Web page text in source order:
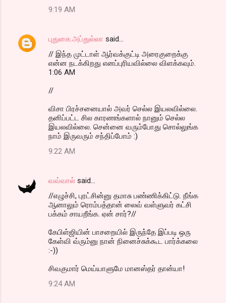
9:19 AM
புதுகை.அப்துல்லா said…
// இந்த முட்டாள் ஆர்வக்குட்டி அரைகுறைக்கு
என்ன நடக்கிறது எனப்புரியவில்லை விளக்கவும்.
1:06 AM
//
விசா பிரச்சனையால் அவர் செல்ல இயலவில்லை.
தனிப்பட்ட சில காரணங்களால் நானும் செல்ல
இயலவில்லை. சென்னை வரும்போது சொல்லுங்க
நாம் இருவரும் சந்திப்போம் :)
9:22 AM
வவ்வால் said…
//எழுச்சி, புரட்சின்னு தமாசு பண்ணிக்கிட்டு. நீங்க
ஆனாலும் ரொம்பத்தான் லைவ் வள்ளுவர் கட்சி
பக்கம் சாயறீங்க. ஏன் சார்?//
கேபிள்ஜியின் பாசறையில் இருந்தே இப்படி ஒரு
கேள்வி வ்ரும்னு நான் நினைச்சுக்கூட பார்க்கலை
:-))
சிவகுமார் மெய்யாளுமே மானஸ்தர் தான்யா!
9:24 AM